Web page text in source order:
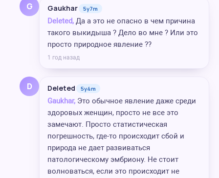
G Gaukhar 5y7m
Deleted, Да а это не опасно в чем причина
такого выкидыша ? Дело во мне ? Или это
просто природное явление ?‍?
1 год назад
D Deleted 5y4m
Gaukhar, Это обычное явление даже среди
здоровых женщин, просто не все это
замечают. Просто статистическая
погрешность, где-то происходит сбой и
природа не дает развиваться
патологическому эмбриону. Не стоит
волноваться, если это происходит не